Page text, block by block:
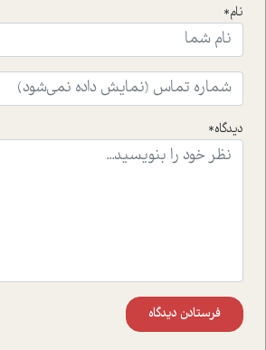
ای که به زندگی شگفت انگیز جین گودال و
ایشان در حوزه ی شامپانزه ها بر زندگی
افکنده است.فصل اتاق
واقعی در ارتباط با اختلال شخصیت
راهکارهای حل آن قرار می دهد که در اتاق
موثرترین راهکارهای استفاده از هوش
نام*
دیدگاه*
فرستادن دیدگاه